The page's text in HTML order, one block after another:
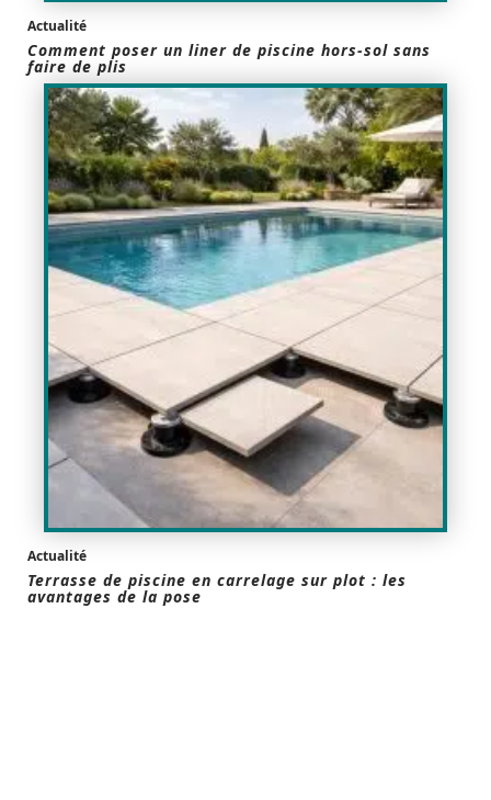
Actualité
Comment poser un liner de piscine hors-sol sans
faire de plis
Actualité
Terrasse de piscine en carrelage sur plot : les
avantages de la pose